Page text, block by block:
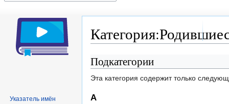
Перейти
к
навигации
Перейти
к
поиску
Подкатегории
Эта категория содержит только
А
Указатель имён